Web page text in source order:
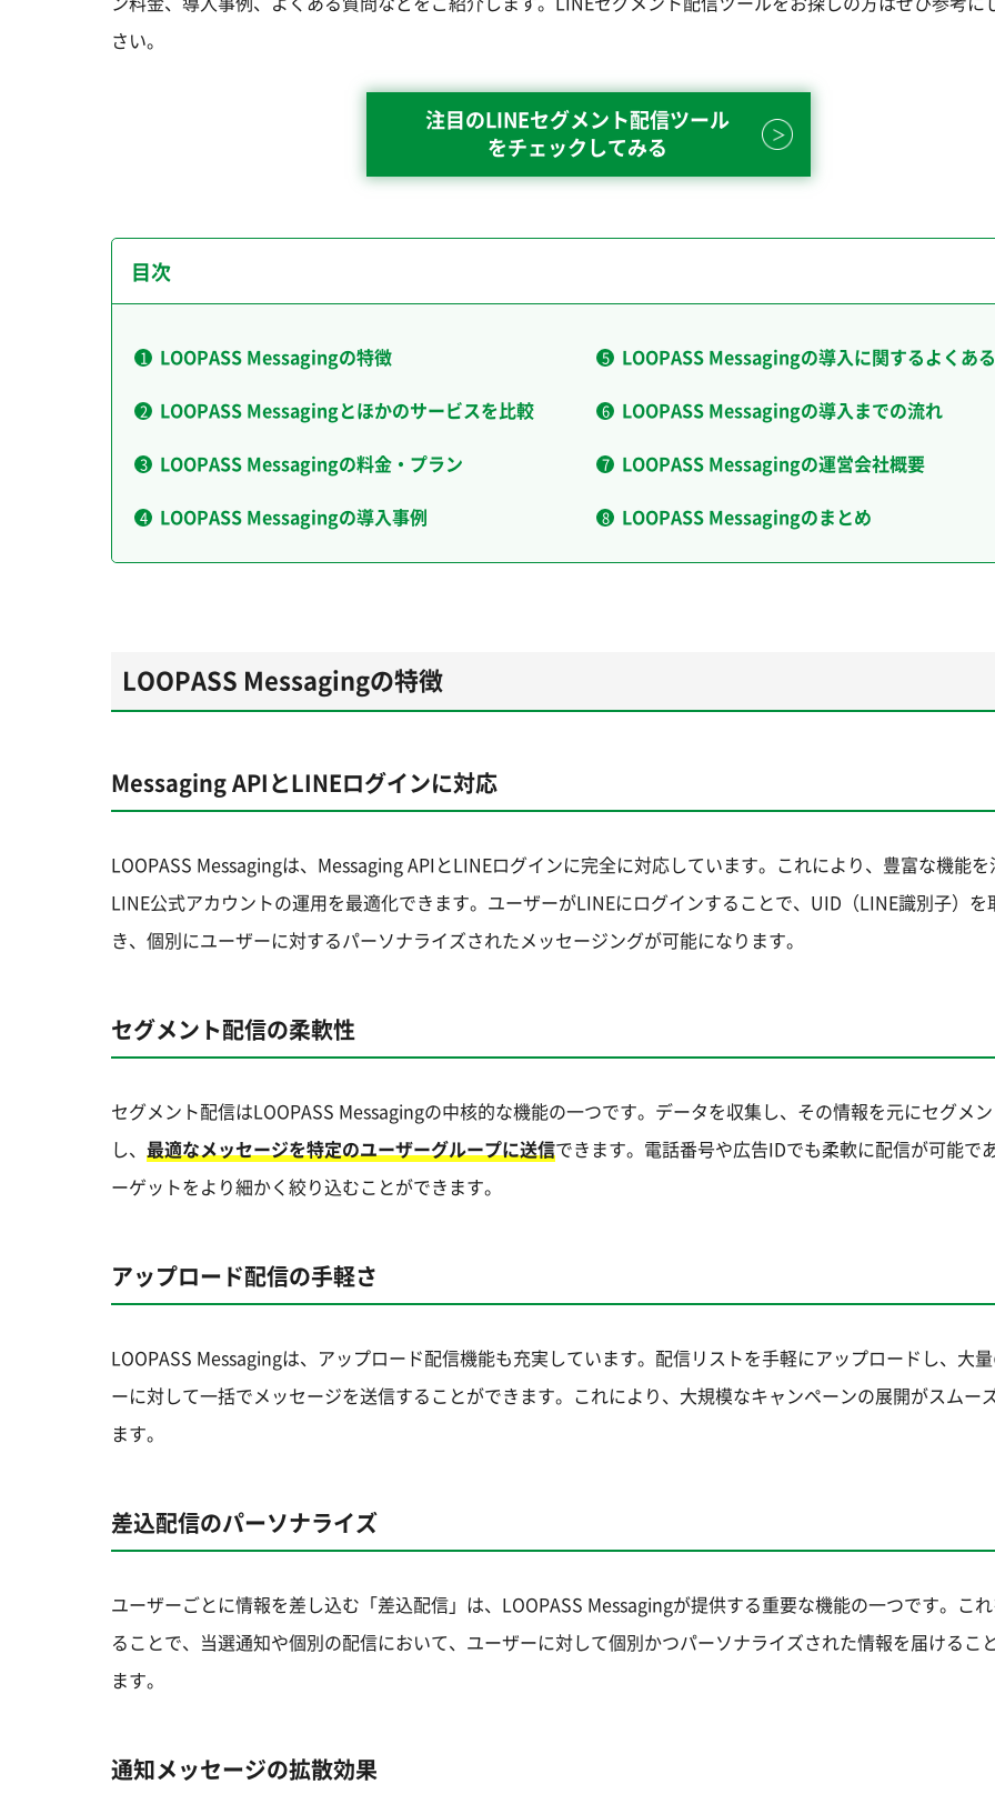
さい。
注目のLINEセグメント配信ツール
をチェックしてみる
目次
LOOPASS Messagingの特徴
LOOPASS Messagingとほかのサービスを比較
LOOPASS Messagingの料金・プラン
LOOPASS Messagingの導入事例
LOOPASS Messagingの導入に関するよくあ
LOOPASS Messagingの導入までの流れ
LOOPASS Messagingの運営会社概要
LOOPASS Messagingのまとめ
LOOPASS Messagingの特徴
Messaging APIとLINEログインに対応
LOOPASS Messagingは、Messaging APIとLINEログインに完全に対応しています。これにより、豊富な機能を
LINE公式アカウントの運用を最適化できます。ユーザーがLINEにログインすることで、UID（LINE識別子）を
き、個別にユーザーに対するパーソナライズされたメッセージングが可能になります。
セグメント配信の柔軟性
セグメント配信はLOOPASS Messagingの中核的な機能の一つです。データを収集し、その情報を元にセグメ
し、 最適なメッセージを特定のユーザーグループに送信できます。電話番号や広告IDでも柔軟に配信が可能で
ーゲットをより細かく絞り込むことができます。
アップロード配信の手軽さ
LOOPASS Messagingは、アップロード配信機能も充実しています。配信リストを手軽にアップロードし、大
ーに対して一括でメッセージを送信することができます。これにより、大規模なキャンペーンの展開がスムー
ます。
差込配信のパーソナライズ
ユーザーごとに情報を差し込む「差込配信」は、LOOPASS Messagingが提供する重要な機能の一つです。こ
ることで、当選通知や個別の配信において、ユーザーに対して個別かつパーソナライズされた情報を届けるこ
ます。
通知メッセージの拡散効果